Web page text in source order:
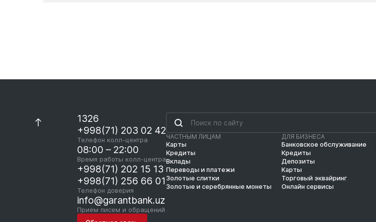
1326
+998(71) 203 02 42
Телефон колл-центра
08:00 – 22:00
Время работы колл-центра
+998(71) 202 15 13
+998(71) 256 66 01
Телефон доверия
info@garantbank.uz
Приём писем и обращений
ЧАСТНЫМ ЛИЦАМ
Карты
Кредиты
Вклады
Переводы и платежи
Золотые слитки
Золотые и серебрянные монеты
ДЛЯ БИЗНЕСА
Банковское обслуживание
Кредиты
Депозиты
Карты
Торговый эквайринг
Онлайн сервисы